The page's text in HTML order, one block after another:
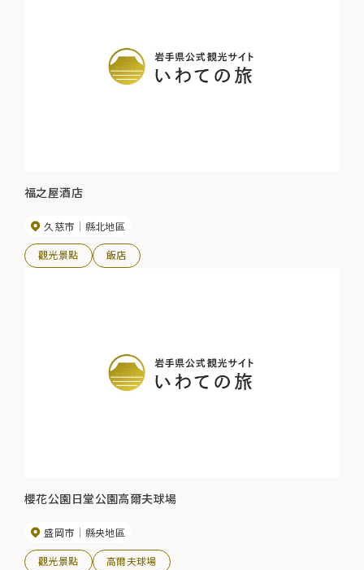
福之屋酒店
久慈市 縣北地區
觀光景點 飯店
櫻花公園日堂公園高爾夫球場
盛岡市 縣央地區
觀光景點 高爾夫球場